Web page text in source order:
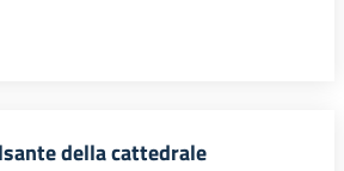
della cattedrale